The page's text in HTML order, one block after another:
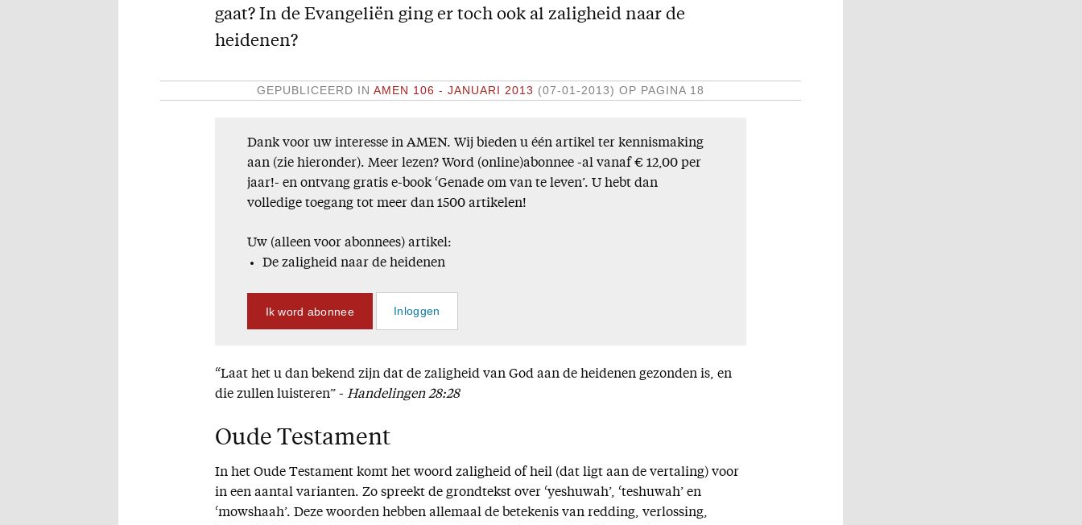
gaat? In de Evangeliën ging er toch ook al zaligheid naar de
heidenen?
GEPUBLICEERD IN AMEN 106 - JANUARI 2013 (07-01-2013) OP PAGINA 18
Dank voor uw interesse in AMEN. Wij bieden u één artikel ter kennismaking
aan (zie hieronder). Meer lezen? Word (online)abonnee -al vanaf € 12,00 per
jaar!- en ontvang gratis e-book ‘Genade om van te leven’. U hebt dan
volledige toegang tot meer dan 1500 artikelen!
Uw (alleen voor abonnees) artikel:
De zaligheid naar de heidenen
Ik word abonnee Inloggen
“Laat het u dan bekend zijn dat de zaligheid van God aan de heidenen gezonden is, en
die zullen luisteren” - Handelingen 28:28
Oude Testament
In het Oude Testament komt het woord zaligheid of heil (dat ligt aan de vertaling) voor
in een aantal varianten. Zo spreekt de grondtekst over ‘yeshuwah’, ‘teshuwah’ en
‘mowshaah’. Deze woorden hebben allemaal de betekenis van redding, verlossing,